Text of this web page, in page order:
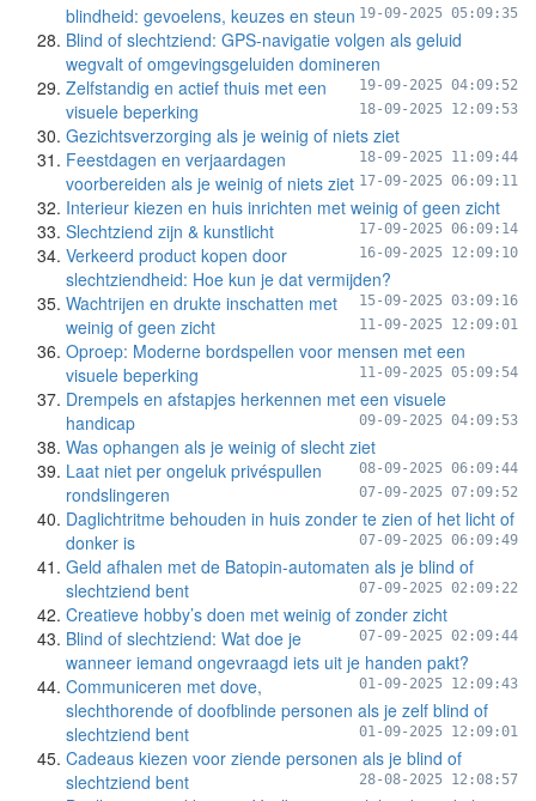
blindheid: gevoelens, keuzes en steun 19-09-2025 05:09:35
Blind of slechtziend: GPS-navigatie volgen als geluid
wegvalt of omgevingsgeluiden domineren
19-09-2025 04:09:52
Zelfstandig en actief thuis met een
visuele beperking
18-09-2025 12:09:53
Gezichtsverzorging als je weinig of niets ziet
18-09-2025 11:09:44
Feestdagen en verjaardagen
voorbereiden als je weinig of niets ziet 17-09-2025 06:09:11
Interieur kiezen en huis inrichten met weinig of geen zicht
17-09-2025 06:09:14
Slechtziend zijn & kunstlicht
16-09-2025 12:09:10
Verkeerd product kopen door
slechtziendheid: Hoe kun je dat vermijden?
15-09-2025 03:09:16
Wachtrijen en drukte inschatten met
weinig of geen zicht
11-09-2025 12:09:01
Oproep: Moderne bordspellen voor mensen met een
visuele beperking
11-09-2025 05:09:54
Drempels en afstapjes herkennen met een visuele
handicap
09-09-2025 04:09:53
Was ophangen als je weinig of slecht ziet
08-09-2025 06:09:44
Laat niet per ongeluk privéspullen
rondslingeren
07-09-2025 07:09:52
Daglichtritme behouden in huis zonder te zien of het licht of
donker is
07-09-2025 06:09:49
Geld afhalen met de Batopin-automaten als je blind of
slechtziend bent
07-09-2025 02:09:22
Creatieve hobby’s doen met weinig of zonder zicht
07-09-2025 02:09:44
Blind of slechtziend: Wat doe je
wanneer iemand ongevraagd iets uit je handen pakt?
01-09-2025 12:09:43
Communiceren met dove,
slechthorende of doofblinde personen als je zelf blind of
slechtziend bent
01-09-2025 12:09:01
Cadeaus kiezen voor ziende personen als je blind of
slechtziend bent
28-08-2025 12:08:57